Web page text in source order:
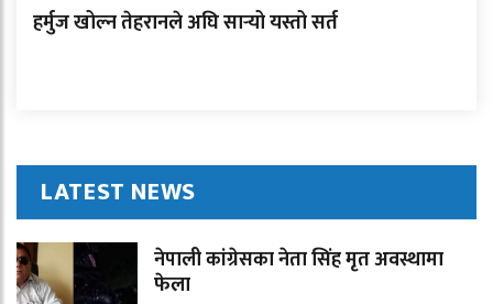
हर्मुज खोल्न तेहरानले अघि सार्‍यो यस्तो सर्त
LATEST NEWS
नेपाली कांग्रेसका नेता सिंह मृत अवस्थामा
फेला